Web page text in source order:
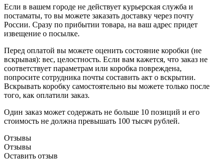
Если в вашем городе не действует курьерская служба и
постаматы, то вы можете заказать доставку через почту
России. Сразу по прибытии товара, на ваш адрес придет
извещение о посылке.
Перед оплатой вы можете оценить состояние коробки (не
вскрывая): вес, целостность. Если вам кажется, что заказ не
соответствует параметрам или коробка повреждена,
попросите сотрудника почты составить акт о вскрытии.
Вскрывать коробку самостоятельно вы можете только после
того, как оплатили заказ.
Один заказ может содержать не больше 10 позиций и его
стоимость не должна превышать 100 тысяч рублей.
Отзывы
Отзывы
Оставить отзыв